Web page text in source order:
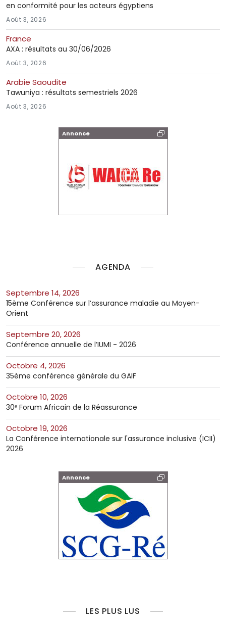
Annonce
AGENDA
septembre 14, 2026
15ème Conférence sur l’assurance maladie au Moyen-
Orient
septembre 20, 2026
Conférence annuelle de l’IUMI - 2026
octobre 4, 2026
35ème conférence générale du GAIF
octobre 10, 2026
30ᵉ Forum Africain de la Réassurance
octobre 19, 2026
La Conférence internationale sur l'assurance inclusive (ICII)
2026
Annonce
LES PLUS LUS
en conformité pour les acteurs égyptiens
Août 3, 2026
France
AXA : résultats au 30/06/2026
Août 3, 2026
Arabie Saoudite
Tawuniya : résultats semestriels 2026
Août 3, 2026